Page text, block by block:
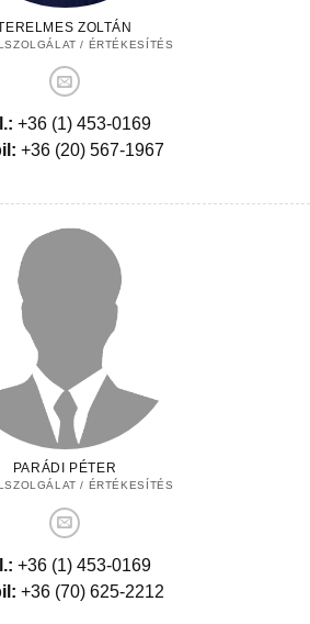
ZOLTÁN
/ ÉRTÉKESÍTÉS
+36 (1) 453-0169
+36 (20) 567-1967
PARÁDI PÉTER
/ ÉRTÉKESÍTÉS
+36 (1) 453-0169
+36 (70) 625-2212